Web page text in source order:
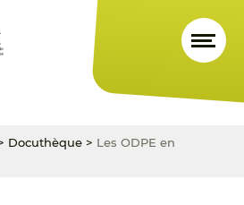
Docuthèque > Les ODPE en